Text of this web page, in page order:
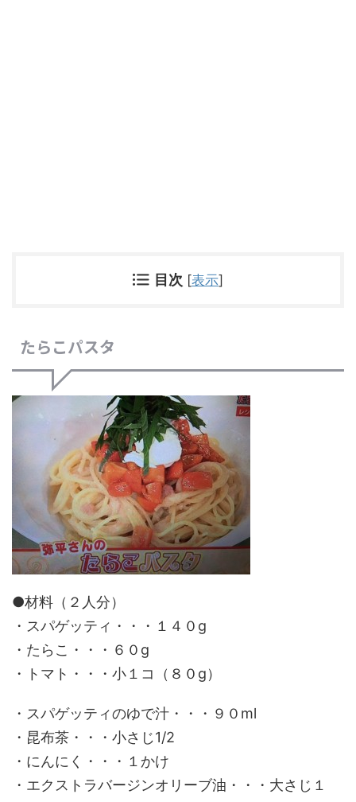
目次 [表示]
たらこパスタ
●材料（２人分）
・スパゲッティ・・・１４０g
・たらこ・・・６０g
・トマト・・・小１コ（８０g）
・スパゲッティのゆで汁・・・９０ml
・昆布茶・・・小さじ1/2
・にんにく・・・１かけ
・エクストラバージンオリーブ油・・・大さじ１